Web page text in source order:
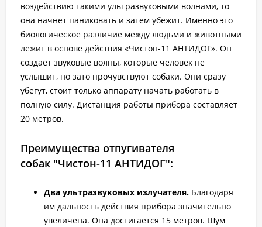
воздействию такими ультразвуковыми волнами, то
она начнёт паниковать и затем убежит. Именно это
биологическое различие между людьми и животными
лежит в основе действия «Чистон-11 АНТИДОГ». Он
создаёт звуковые волны, которые человек не
услышит, но зато прочувствуют собаки. Они сразу
убегут, стоит только аппарату начать работать в
полную силу. Дистанция работы прибора составляет
20 метров.
Преимущества отпугивателя
собак "Чистон-11 АНТИДОГ":
Два ультразвуковых излучателя. Благодаря
им дальность действия прибора значительно
увеличена. Она достигается 15 метров. Шум